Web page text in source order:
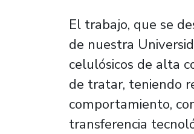
El trabajo, que se
de nuestra
celulósicos de alta
de tratar, teniendo
comportamiento,
transferencia